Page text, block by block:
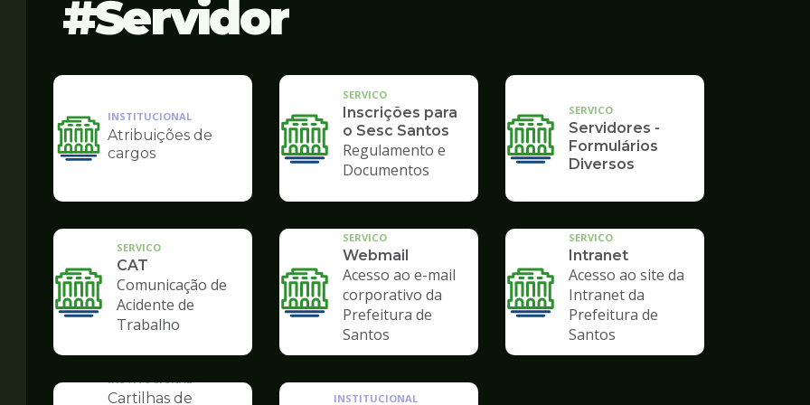
Servidor
Ilustração
da
de
Servidor
INSTITUCIONAL
Atribuições de
cargos
SERVICO
Inscrições para
o Sesc Santos
Regulamento e
Documentos
SERVICO
Servidores -
Formulários
Diversos
SERVICO
CAT
Comunicação de
Acidente de
Trabalho
SERVICO
Webmail
Acesso ao e-mail
corporativo da
Prefeitura de
Santos
SERVICO
Intranet
Acesso ao site da
Intranet da
Prefeitura de
Santos
INSTITUCIONAL
Cartilhas de
INSTITUCIONAL